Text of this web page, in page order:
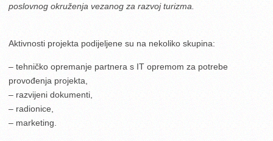
poslovnog okruženja vezanog za razvoj turizma.
Aktivnosti projekta podijeljene su na nekoliko skupina:
– tehničko opremanje partnera s IT opremom za potrebe
provođenja projekta,
– razvijeni dokumenti,
– radionice,
– marketing.